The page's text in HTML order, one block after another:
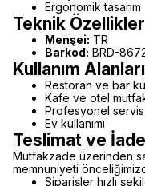
Ergonomik tasarım
Teknik Özellikler
Menşei: TR
Barkod: BRD-
Kullanım Alanları
Restoran ve bar
Kafe ve otel
Profesyonel servis
Ev kullanımı
Teslimat ve İade
Mutfakzade üzerinden
memnuniyeti
Siparişler hızlı